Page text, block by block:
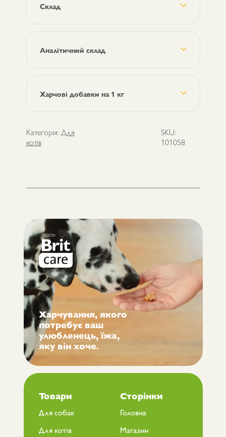
Склад
Аналітичний склад
Харчові добавки на 1 кг
Категорія: Для
котів
SKU:
101058
Харчування, якого
потребує ваш
улюбленець, їжа,
яку він хоче.
Товари
Для собак
Для котів
Сторінки
Головна
Магазин